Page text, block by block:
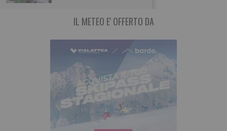
IL METEO E' OFFERTO DA